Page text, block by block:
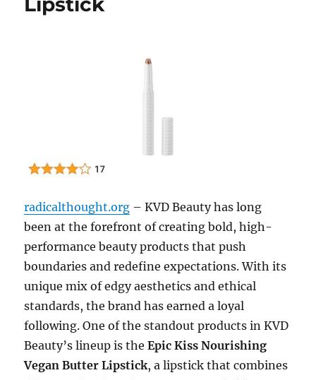
radicalthought.org – KVD Beauty has long
been at the forefront of creating bold, high-
performance beauty products that push
boundaries and redefine expectations. With its
unique mix of edgy aesthetics and ethical
standards, the brand has earned a loyal
following. One of the standout products in KVD
Beauty’s lineup is theEpic Kiss Nourishing
Vegan Butter Lipstick, a lipstick that combines